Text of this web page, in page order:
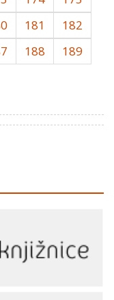
181
182
188
189